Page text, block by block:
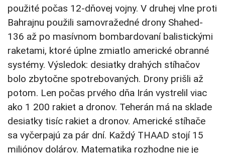
použité počas 12-dňovej vojny. V druhej vlne proti
Bahrajnu použili samovražedné drony Shahed-
136 až po masívnom bombardovaní balistickými
raketami, ktoré úplne zmiatlo americké obranné
systémy. Výsledok: desiatky drahých stíhačov
bolo zbytočne spotrebovaných. Drony prišli až
potom. Len počas prvého dňa Irán vystrelil viac
ako 1 200 rakiet a dronov. Teherán má na sklade
desiatky tisíc rakiet a dronov. Americké stíhače
sa vyčerpajú za pár dní. Každý THAAD stojí 15
miliónov dolárov. Matematika rozhodne nie je